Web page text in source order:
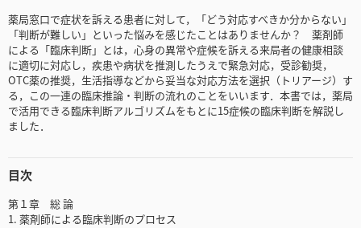
薬局窓口で症状を訴える患者に対して，「どう対応すべきか分からない」
「判断が難しい」といった悩みを感じたことはありませんか？ 薬剤師
による「臨床判断」とは，心身の異常や症候を訴える来局者の健康相談
に適切に対応し，疾患や病状を推測したうえで緊急対応，受診勧奨，
OTC薬の推奨，生活指導などから妥当な対応方法を選択（トリアージ）す
る，この一連の臨床推論・判断の流れのことをいいます．本書では，薬局
で活用できる臨床判断アルゴリズムをもとに15症候の臨床判断を解説し
ました．
目次
第１章 総 論
1. 薬剤師による臨床判断のプロセス